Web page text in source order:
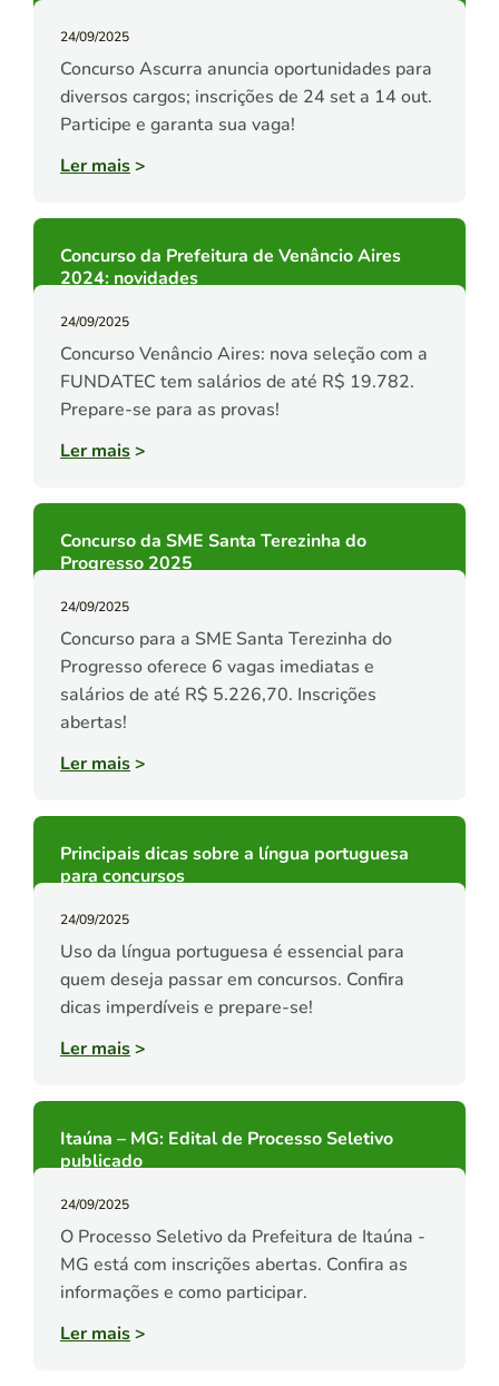
24/09/2025
Concurso Ascurra anuncia oportunidades para
diversos cargos; inscrições de 24 set a 14 out.
Participe e garanta sua vaga!
Ler mais>
Concurso da Prefeitura de Venâncio Aires
2024: novidades
24/09/2025
Concurso Venâncio Aires: nova seleção com a
FUNDATEC tem salários de até R$ 19.782.
Prepare-se para as provas!
Ler mais>
Concurso da SME Santa Terezinha do
Progresso 2025
24/09/2025
Concurso para a SME Santa Terezinha do
Progresso oferece 6 vagas imediatas e
salários de até R$ 5.226,70. Inscrições
abertas!
Ler mais>
Principais dicas sobre a língua portuguesa
para concursos
24/09/2025
Uso da língua portuguesa é essencial para
quem deseja passar em concursos. Confira
dicas imperdíveis e prepare-se!
Ler mais>
Itaúna – MG: Edital de Processo Seletivo
publicado
24/09/2025
O Processo Seletivo da Prefeitura de Itaúna -
MG está com inscrições abertas. Confira as
informações e como participar.
Ler mais>